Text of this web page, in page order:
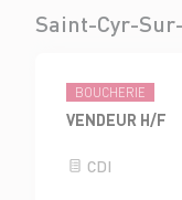
Saint-Cyr-
BOUCHERIE
VENDEUR H/F
CDI